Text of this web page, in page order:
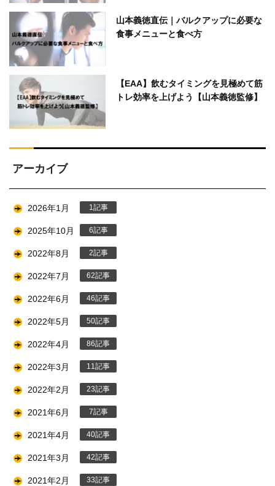
山本義徳直伝｜バルクアップに必要な
食事メニューと食べ方
【EAA】飲むタイミングを見極めて筋
トレ効率を上げよう【山本義徳監修】
アーカイブ
2026年1月 1
2025年10月 6
2022年8月 2
2022年7月 62
2022年6月 46
2022年5月 50
2022年4月 86
2022年3月 11
2022年2月 23
2021年6月 7
2021年4月 40
2021年3月 42
2021年2月 33